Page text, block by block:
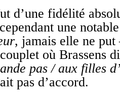
d’une fidélité
une
, jamais elle ne
où Brassens
pas / aux filles
pas d’accord.